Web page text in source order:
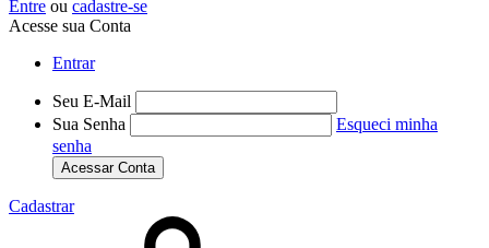
Entre ou cadastre-se
Acesse sua Conta
Entrar
Seu E-Mail
Sua Senha
Esqueci minha
senha
Acessar Conta
Cadastrar